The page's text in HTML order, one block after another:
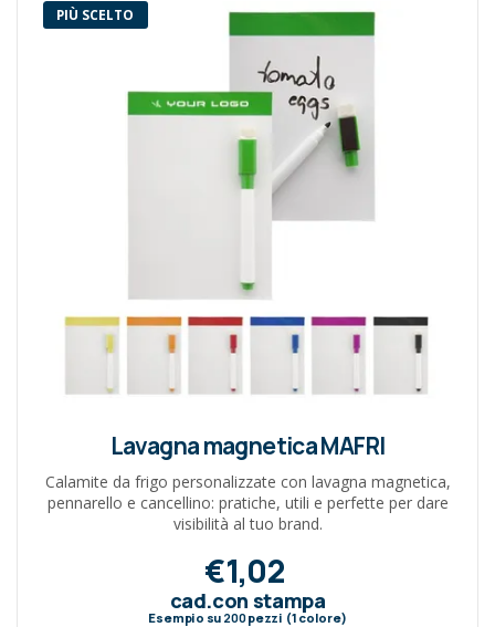
PIÙ SCELTO
Lavagna magnetica MAFRI
Calamite da frigo personalizzate con lavagna magnetica,
pennarello e cancellino: pratiche, utili e perfette per dare
visibilità al tuo brand.
€1,02
cad.con stampa
Esempio su 200pezzi (1 colore)